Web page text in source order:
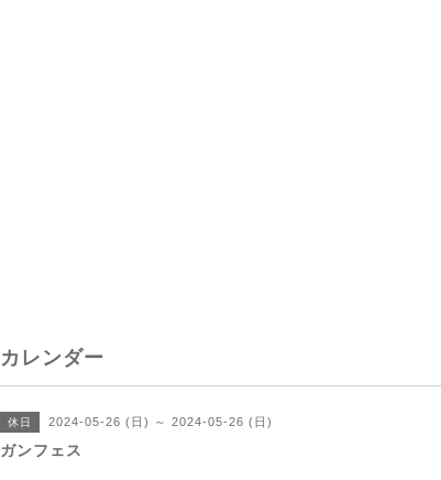
カレンダー
休日 2024-05-26 (日) ～ 2024-05-26 (日)
ガンフェス